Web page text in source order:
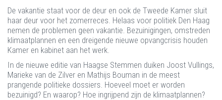
De vakantie staat voor de deur en ook de Tweede Kamer sluit
haar deur voor het zomerreces. Helaas voor politiek Den Haag
nemen de problemen geen vakantie. Bezuinigingen, omstreden
klimaatplannen en een dreigende nieuwe opvangcrisis houden
Kamer en kabinet aan het werk.
In de nieuwe editie van Haagse Stemmen duiken Joost Vullings,
Marieke van de Zilver en Mathijs Bouman in de meest
prangende politieke dossiers. Hoeveel moet er worden
bezuinigd? En waarop? Hoe ingrijpend zijn de klimaatplannen?